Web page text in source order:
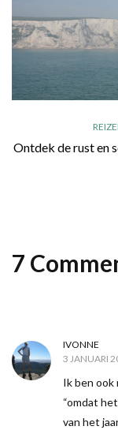
Ontdek de rust en
7
IVONNE
3 JANUARI
Ik ben ook
“omdat
van het